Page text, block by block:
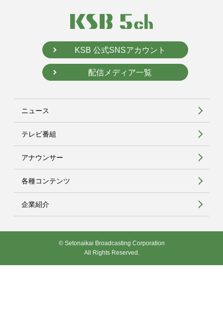
KSB 公式SNSアカウント
配信メディア一覧
ニュース
テレビ番組
アナウンサー
各種コンテンツ
企業紹介
© Setonaikai Broadcasting Corporation
All Rights Reserved.